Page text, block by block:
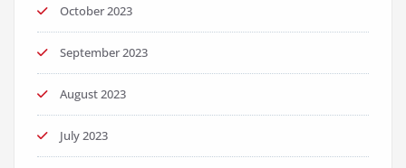
October 2023
September 2023
August 2023
July 2023